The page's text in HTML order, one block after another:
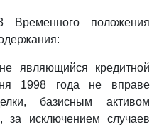
положения
являющийся кредитной
1998 года не вправе
базисным активом
за исключением случаев